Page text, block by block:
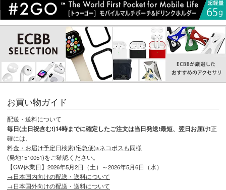
お買い物ガイド
配送・送料について
毎日(土日祝含む!)14時までに確定したご注文は当日発送!最短、翌日お届け!正
確には、
料金・お届け予定日検索(宅急便)※ネコポスも同様
(発地1510051)をご確認ください。
【GW休業日】2026年5月2日（土）～2026年5月6日（水）
→日本国内向けの配送・送料について
→日本国外向けの配送・送料について